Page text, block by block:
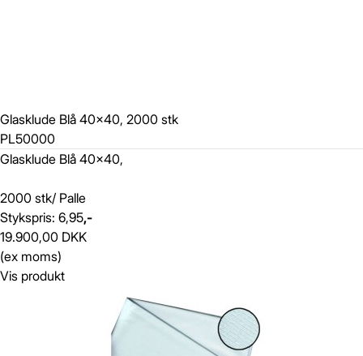
Glasklude Blå 40x40, 2000 stk
PL50000
Glasklude Blå 40x40,
2000 stk/ Palle
Stykspris: 6,95,-
19.900,00 DKK
(ex moms)
Vis produkt